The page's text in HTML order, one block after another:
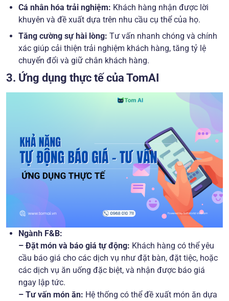
Cá nhân hóa trải nghiệm: Khách hàng nhận được lời
khuyên và đề xuất dựa trên nhu cầu cụ thể của họ.
Tăng cường sự hài lòng: Tư vấn nhanh chóng và chính
xác giúp cải thiện trải nghiệm khách hàng, tăng tỷ lệ
chuyển đổi và giữ chân khách hàng.
3. Ứng dụng thực tế của TomAI
Ngành F&B:
– Đặt món và báo giá tự động: Khách hàng có thể yêu
cầu báo giá cho các dịch vụ như đặt bàn, đặt tiệc, hoặc
các dịch vụ ăn uống đặc biệt, và nhận được báo giá
ngay lập tức.
– Tư vấn món ăn: Hệ thống có thể đề xuất món ăn dựa